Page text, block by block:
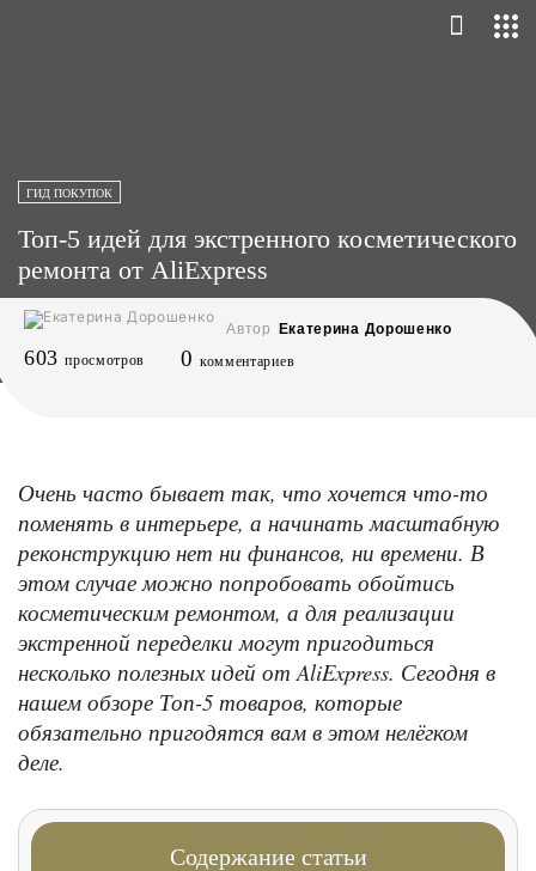
ГИД ПОКУПОК
Топ-5 идей для экстренного косметического
ремонта от AliExpress
Автор Екатерина Дорошенко
603 просмотров 0 комментариев
Очень часто бывает так, что хочется что-то
поменять в интерьере, а начинать масштабную
реконструкцию нет ни финансов, ни времени. В
этом случае можно попробовать обойтись
косметическим ремонтом, а для реализации
экстренной переделки могут пригодиться
несколько полезных идей от AliExpress. Сегодня в
нашем обзоре Топ-5 товаров, которые
обязательно пригодятся вам в этом нелёгком
деле.
Содержание статьи